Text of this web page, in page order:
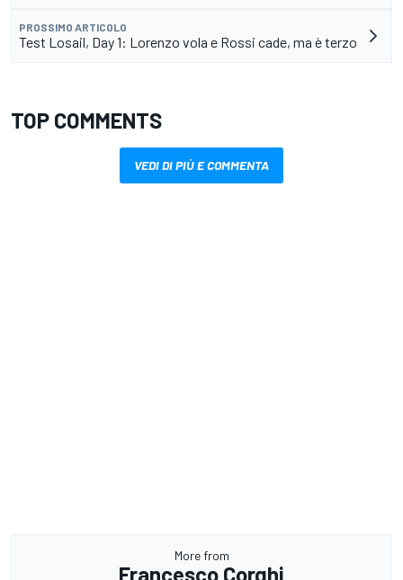
PROSSIMO ARTICOLO
Test Losail, Day 1: Lorenzo vola e Rossi cade, ma è terzo
TOP COMMENTS
VEDI DI PIÙ E COMMENTA
More from
Francesco Corghi